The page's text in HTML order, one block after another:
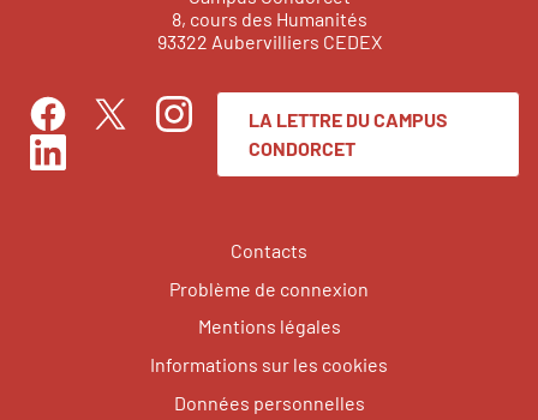
8, cours des Humanités
93322 Aubervilliers CEDEX
FacebookTwitterInstagram
LinkedIn
LA LETTRE DU CAMPUS
CONDORCET
Contacts
Problème de connexion
Mentions légales
Informations sur les cookies
Données personnelles